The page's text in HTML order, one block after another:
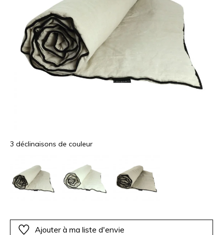
3 déclinaisons de couleur
Ajouter à ma liste d'envie